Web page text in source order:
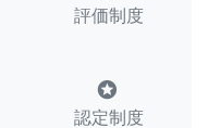
評価制度
stars
認定制度